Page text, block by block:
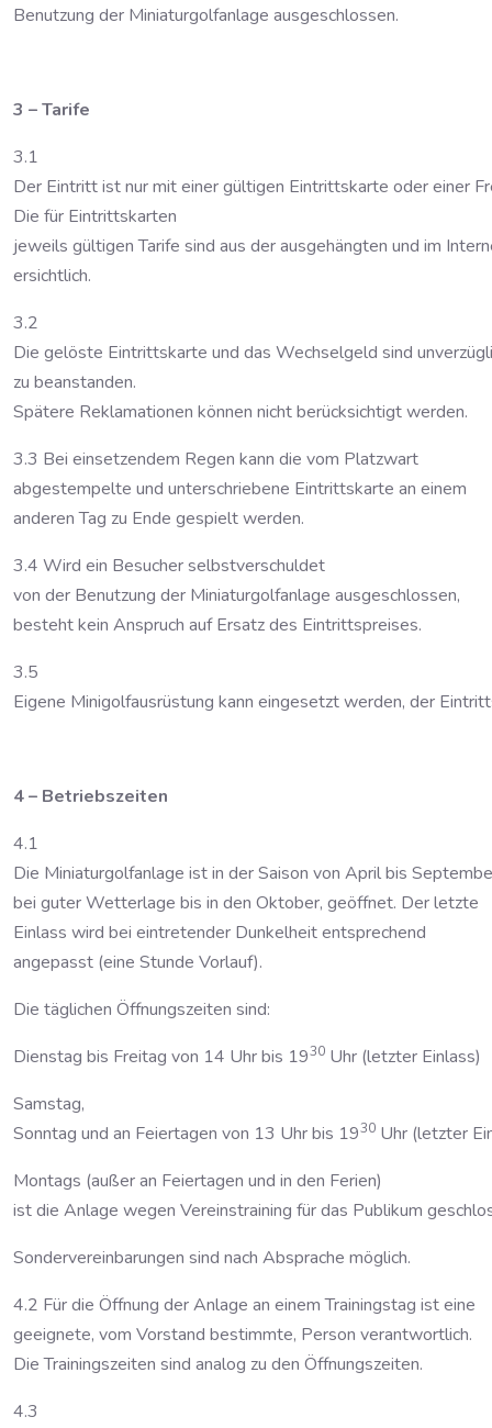
Benutzung der Miniaturgolfanlage ausgeschlossen.
3 – Tarife
3.1
Der Eintritt ist nur mit einer gültigen Eintrittskarte oder einer
Die für Eintrittskarten
jeweils gültigen Tarife sind aus der ausgehängten und im
ersichtlich.
3.2
Die gelöste Eintrittskarte und das Wechselgeld sind
zu beanstanden.
Spätere Reklamationen können nicht berücksichtigt werden.
3.3 Bei einsetzendem Regen kann die vom Platzwart
abgestempelte und unterschriebene Eintrittskarte an einem
anderen Tag zu Ende gespielt werden.
3.4 Wird ein Besucher selbstverschuldet
von der Benutzung der Miniaturgolfanlage ausgeschlossen,
besteht kein Anspruch auf Ersatz des Eintrittspreises.
3.5
Eigene Minigolfausrüstung kann eingesetzt werden, der
4 – Betriebszeiten
4.1
Die Miniaturgolfanlage ist in der Saison von April bis
bei guter Wetterlage bis in den Oktober, geöffnet. Der letzte
Einlass wird bei eintretender Dunkelheit entsprechend
angepasst (eine Stunde Vorlauf).
Die täglichen Öffnungszeiten sind:
Dienstag bis Freitag von 14 Uhr bis 1930 Uhr (letzter Einlass)
Samstag,
Sonntag und an Feiertagen von 13 Uhr bis 1930 Uhr (letzter
Montags (außer an Feiertagen und in den Ferien)
ist die Anlage wegen Vereinstraining für das Publikum
Sondervereinbarungen sind nach Absprache möglich.
4.2 Für die Öffnung der Anlage an einem Trainingstag ist eine
geeignete, vom Vorstand bestimmte, Person verantwortlich.
Die Trainingszeiten sind analog zu den Öffnungszeiten.
4.3